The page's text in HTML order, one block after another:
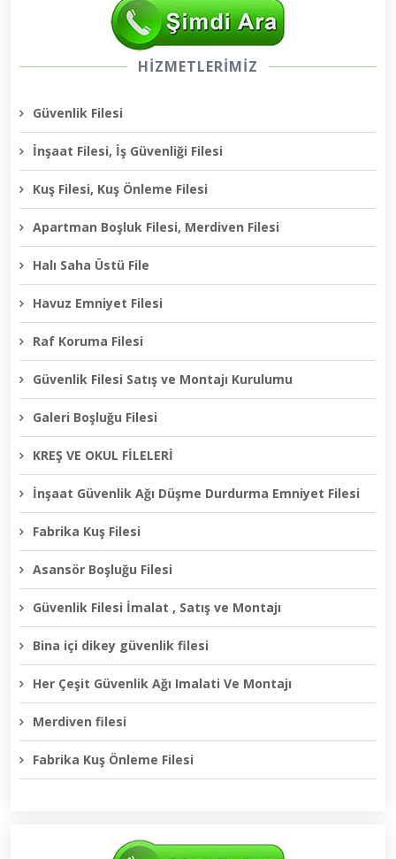
HİZMETLERİMİZ
Güvenlik Filesi
İnşaat Filesi, İş Güvenliği Filesi
Kuş Filesi, Kuş Önleme Filesi
Apartman Boşluk Filesi, Merdiven Filesi
Halı Saha Üstü File
Havuz Emniyet Filesi
Raf Koruma Filesi
Güvenlik Filesi Satış ve Montajı Kurulumu
Galeri Boşluğu Filesi
KREŞ VE OKUL FİLELERİ
İnşaat Güvenlik Ağı Düşme Durdurma Emniyet Filesi
Fabrika Kuş Filesi
Asansör Boşluğu Filesi
Güvenlik Filesi İmalat , Satış ve Montajı
Bina içi dikey güvenlik filesi
Her Çeşit Güvenlik Ağı Imalati Ve Montajı
Merdiven filesi
Fabrika Kuş Önleme Filesi